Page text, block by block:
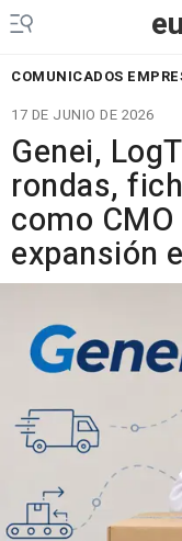
COMUNICADOS
17 DE JUNIO DE 2026
Genei,
rondas,
como
expansión